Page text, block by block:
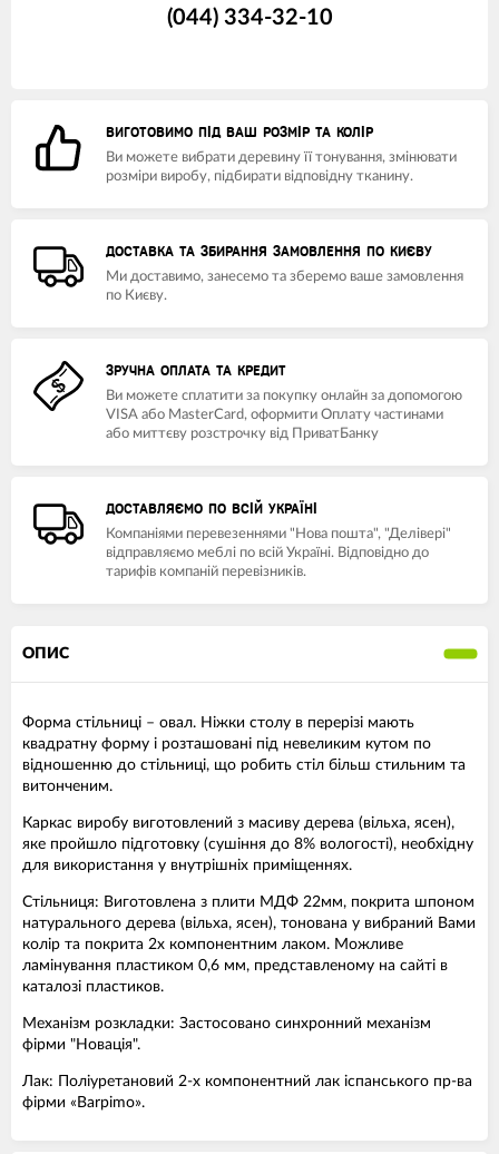
(044) 334-32-10
ВИГОТОВИМО ПІД ВАШ РОЗМІР ТА КОЛІР
Ви можете вибрати деревину її тонування, змінювати
розміри виробу, підбирати відповідну тканину.
ДОСТАВКА ТА ЗБИРАННЯ ЗАМОВЛЕННЯ ПО КИЄВУ
Ми доставимо, занесемо та зберемо ваше замовлення
по Києву.
ЗРУЧНА ОПЛАТА ТА КРЕДИТ
Ви можете сплатити за покупку онлайн за допомогою
VISA або MasterCard, оформити Оплату частинами
або миттєву розстрочку від ПриватБанку
ДОСТАВЛЯЄМО ПО ВСІЙ УКРАЇНІ
Компаніями перевезеннями "Нова пошта", "Делівері"
відправляємо меблі по всій Україні. Відповідно до
тарифів компаній перевізників.
ОПИС
Форма стільниці – овал. Ніжки столу в перерізі мають
квадратну форму і розташовані під невеликим кутом по
відношенню до стільниці, що робить стіл більш стильним та
витонченим.
Каркас виробу виготовлений з масиву дерева (вільха, ясен),
яке пройшло підготовку (сушіння до 8% вологості), необхідну
для використання у внутрішніх приміщеннях.
Стільниця: Виготовлена з плити МДФ 22мм, покрита шпоном
натурального дерева (вільха, ясен), тонована у вибраний Вами
колір та покрита 2х компонентним лаком. Можливе
ламінування пластиком 0,6 мм, представленому на сайті в
каталозі пластиков.
Механізм розкладки: Застосовано синхронний механізм
фірми "Новація".
Лак: Поліуретановий 2-х компонентний лак іспанського пр-ва
фірми «Barpimo».